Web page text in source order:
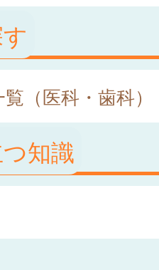
（医科・歯科）
知識